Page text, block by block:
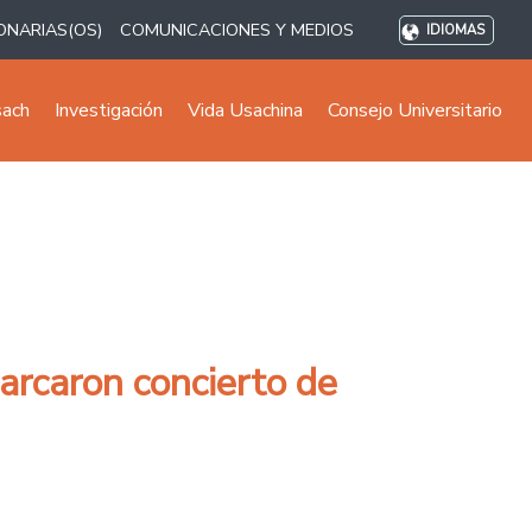
COMUNICACIONES Y MEDIOS IDIOMAS
Investigación Vida Usachina Consejo Universitario
concierto de